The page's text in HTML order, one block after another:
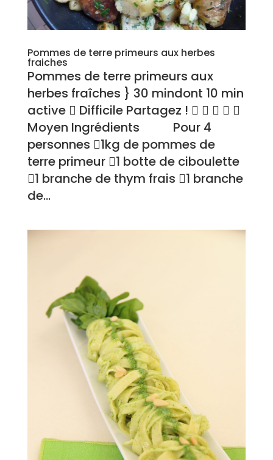
Pommes de terre primeurs aux herbes
fraiches
Pommes de terre primeurs aux
herbes fraîches } 30 mindont 10 min
active  Difficile Partagez !     
Moyen Ingrédients Pour 4
personnes 1kg de pommes de
terre primeur 1 botte de ciboulette
1 branche de thym frais 1 branche
de...